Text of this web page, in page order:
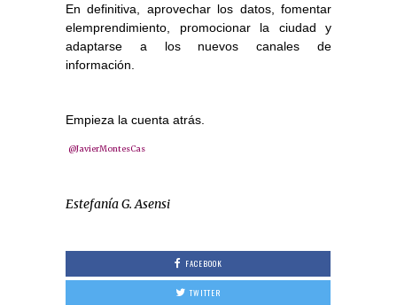
En definitiva, aprovechar los datos, fomentar
elemprendimiento, promocionar la ciudad y
adaptarse a los nuevos canales de
información.
Empieza la cuenta atrás.
@JavierMontesCas
Estefanía G. Asensi
FACEBOOK
TWITTER